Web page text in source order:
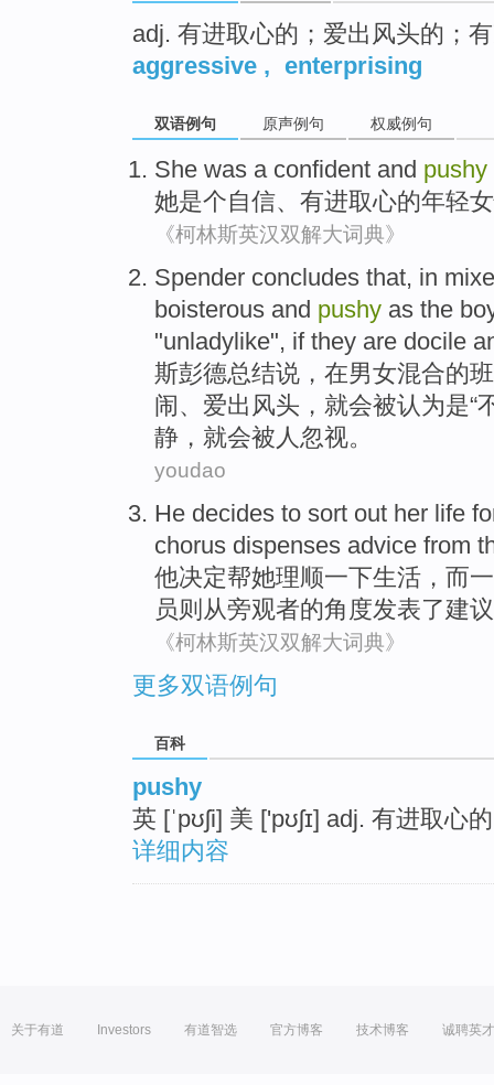
adj. 有进取心的；爱出风头的；
aggressive , enterprising
双语例句 原声例句 权威例句
She was a confident and pushy
她是个自信、 有进取心的年轻
《柯林斯英汉双解大词典》
Spender concludes that, in
boisterous and pushy as the
"unladylike", ifthey are docile
斯彭德总结说， 在男女混合的
闹、 爱出风头 ， 就会被认为是“
静 ，就会被人忽视。
youdao
He decides to sort out her life
chorus dispenses advice from
他决定帮她理顺一下生活 ， 而
员则 从旁观者的角度发表了建议
《柯林斯英汉双解大词典》
更多双语例句
百科
pushy
英 [ˈpʊʃi] 美 ['pʊʃɪ] adj. 有进取心
详细内容
关于有道 Investors 有道智选 官方博客 技术博客 诚聘英才